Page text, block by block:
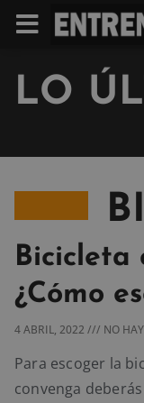
LO
Bicicleta
¿Cómo
4 ABRIL, 2022 NO
Para escoger la
convenga